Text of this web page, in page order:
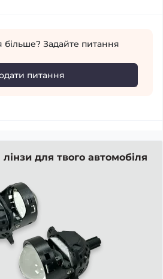
більше? Задайте питання
питання
для твого автомобіля